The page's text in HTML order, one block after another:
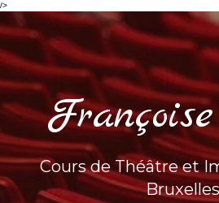
/>
Cours de Théâtre et
Bruxelles